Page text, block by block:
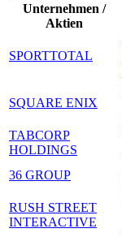
Unternehmen /
Aktien
SPORTTOTAL
SQUARE ENIX
TABCORP
HOLDINGS
36 GROUP
RUSH STREET
INTERACTIVE